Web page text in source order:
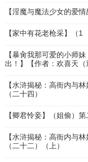
【淫魔与魔法少女的爱
【家中有花老枪采】（1
【暴肏我那可爱的小师
出！】【作者：欢喜天（
【水浒揭秘：高衙内与
（二十四）
【卿君怜妾】（姐偷）
【水浒揭秘：高衙内与
（二十二）（上）